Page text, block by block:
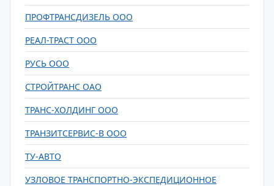
ПРОФТРАНСДИЗЕЛЬ ООО
РЕАЛ-ТРАСТ ООО
РУСЬ ООО
СТРОЙТРАНС ОАО
ТРАНС-ХОЛДИНГ ООО
ТРАНЗИТСЕРВИС-В ООО
ТУ-АВТО
УЗЛОВОЕ ТРАНСПОРТНО-ЭКСПЕДИЦИОННОЕ